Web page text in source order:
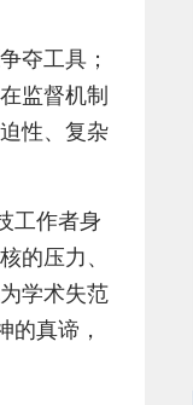
夺工具；
监督机制
性、复杂
工作者身
的压力、
学术失范
的真谛，